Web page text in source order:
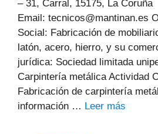
– 31, Carral, 15175, La Coruña
Email: tecnicos@mantinan.es
Social: Fabricación de
latón, acero, hierro, y su
jurídica: Sociedad limitada
Carpintería metálica Actividad
Fabricación de carpintería
información … Leer más